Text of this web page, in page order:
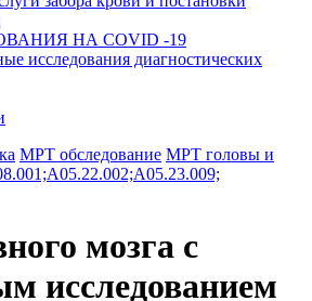
НА COVID -19
исследования диагностических
МРТ обследование МРТ головы и
мозга с
исследованием